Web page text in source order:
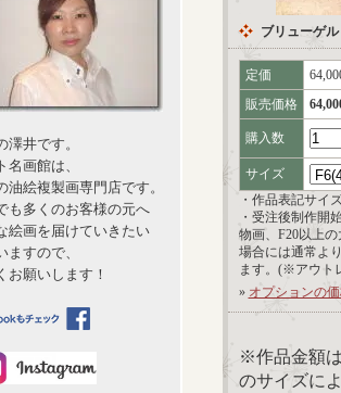
澤井です。
名画館は、
油絵複製画専門店です。
も多くのお客様の元へ
絵画を届けていきたい
ますので、
お願いします！
ブリューゲ
定価
販売価格
購入数
サイズ
・作品表記サイ
・受注後制作開
物画、F20以上
場合には通常よ
ます。(※アウト
» オプションの
※作品金額
のサイズに